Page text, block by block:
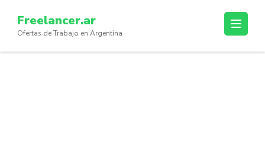
content
(Press
Freelancer.ar
Ofertas de Trabajo en Argentina